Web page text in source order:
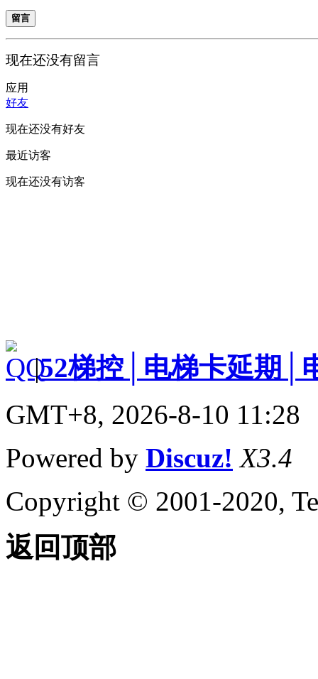
留言
现在还没有留言
应用
好友
现在还没有好友
最近访客
现在还没有访客
|52梯控│电梯卡延期│
GMT+8, 2026-8-10 11:28
Powered by Discuz! X3.4
Copyright © 2001-2020,
返回顶部